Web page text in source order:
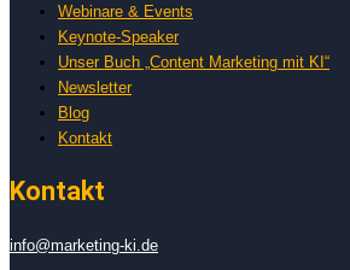
Webinare & Events
Keynote-Speaker
Unser Buch „Content Marketing mit KI“
Newsletter
Blog
Kontakt
Kontakt
info@marketing-ki.de